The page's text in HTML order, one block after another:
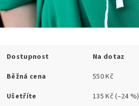
Dostupnost
Na dotaz
Běžná cena
550 Kč
Ušetříte
135 Kč(–24 %)